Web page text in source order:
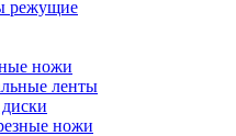
режущие
ножи
ленты
ножи